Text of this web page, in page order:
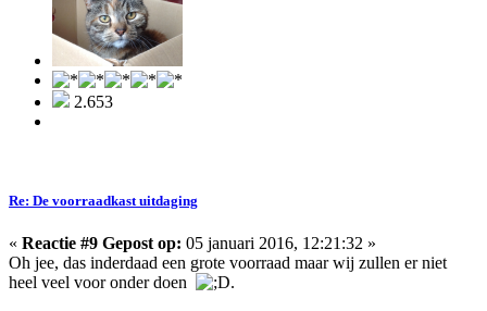
2.653
Re: De voorraadkast uitdaging
« Reactie #9 Gepost op: 05 januari 2016, 12:21:32 »
Oh jee, das inderdaad een grote voorraad maar wij zullen er niet
heel veel voor onder doen
.